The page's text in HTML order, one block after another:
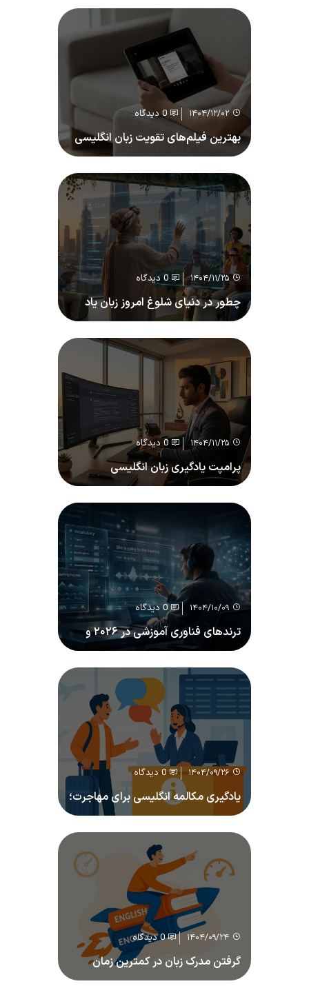
۱۴۰۴/۱۲/۰۲ 0 دیدگاه
بهترین فیلم‌های تقویت زبان انگلیسی
نوجوانان
۱۴۰۴/۱۱/۲۵ 0 دیدگاه
چطور در دنیای شلوغ امروز زبان یاد
بگیریم؟
۱۴۰۴/۱۱/۲۵ 0 دیدگاه
پرامپت یادگیری زبان انگلیسی
۱۴۰۴/۱۰/۰۹ 0 دیدگاه
ترندهای فناوری آموزشی در ۲۰۲۶ و
آینده یادگیری زبان انگلیسی
۱۴۰۴/۰۹/۲۶ 0 دیدگاه
یادگیری مکالمه انگلیسی برای مهاجرت؛
موقعیت‌های واقعی روزمره و کاری
۱۴۰۴/۰۹/۲۴ 0 دیدگاه
گرفتن مدرک زبان در کمترین زمان
چگونه ممکن است؟